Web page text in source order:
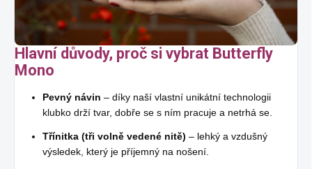
Hlavní důvody, proč si vybrat Butterfly
Mono
Pevný návin – díky naší vlastní unikátní technologii
klubko drží tvar, dobře se s ním pracuje a netrhá se.
Třínitka (tři volně vedené nitě) – lehký a vzdušný
výsledek, který je příjemný na nošení.